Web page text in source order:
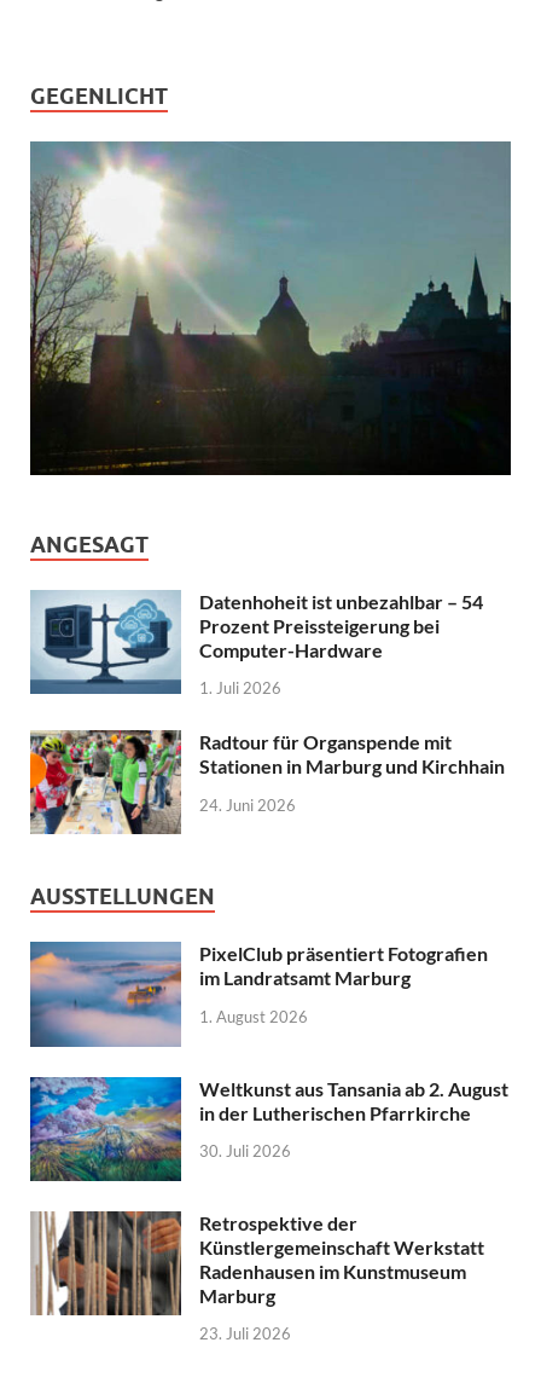
GEGENLICHT
ANGESAGT
Datenhoheit ist unbezahlbar – 54
Prozent Preissteigerung bei
Computer-Hardware
1. Juli 2026
Radtour für Organspende mit
Stationen in Marburg und Kirchhain
24. Juni 2026
AUSSTELLUNGEN
PixelClub präsentiert Fotografien
im Landratsamt Marburg
1. August 2026
Weltkunst aus Tansania ab 2. August
in der Lutherischen Pfarrkirche
30. Juli 2026
Retrospektive der
Künstlergemeinschaft Werkstatt
Radenhausen im Kunstmuseum
Marburg
23. Juli 2026